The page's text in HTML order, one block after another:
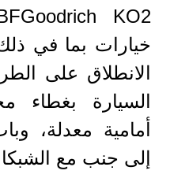
خيارات بما في
الانطلاق على
السيارة بغطاء
أمامية معدلة،
إلى جنب مع